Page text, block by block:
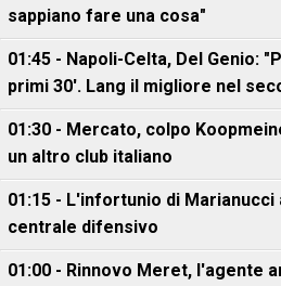
sappiano fare una cosa"
01:45 - Napoli-Celta, Del Genio:
primi 30'. Lang il migliore nel
01:30 - Mercato, colpo
un altro club italiano
01:15 - L'infortunio di
centrale difensivo
01:00 - Rinnovo Meret, l'agente